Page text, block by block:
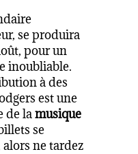
se produira
pour un
inoubliable.
à des
est une
de lamusique
se
ne tardez